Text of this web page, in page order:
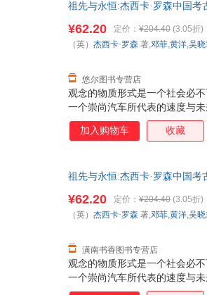
祖先与永恒:杰西卡·罗森中国考
观念的物质形式是一个社会必
一个崇尚汽车所代表的速度与
奉祖先的青铜器来体现个人成
¥62.20 定价： ¥204.40 (3.05折)
悠尔图书专营店
（英） 杰西卡·罗森 著,邓菲,黄洋,吴
加入购物车 收藏
祖先与永恒:杰西卡·罗森中国
观念的物质形式是一个社会必
一个崇尚汽车所代表的速度与
奉祖先的青铜器来体现个人成
¥62.20 定价： ¥204.40 (3.05折)
潢南书香图书专营店
（英） 杰西卡·罗森 著,邓菲,黄洋,吴